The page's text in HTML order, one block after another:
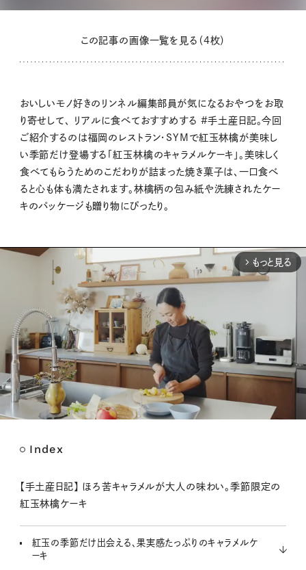
この記事の画像一覧を見る（4枚）
おいしいモノ好きのリンネル編集部員が気になるおやつをお取
り寄せして、 リアルに食べておすすめする #手土産日記。今回
ご紹介するのは福岡のレストラン・SYMで紅玉林檎が美味し
い季節だけ登場する「紅玉林檎のキャラメルケーキ」。美味しく
食べてもらうためのこだわりが詰まった焼き菓子は、一口食べ
ると心も体も満たされます。林檎柄の包み紙や洗練されたケー
キのパッケージも贈り物にぴったり。
arrow_forward_ios もっと見る
t
Index
【手土産日記】 ほろ苦キャラメルが大人の味わい。季節限定の
紅玉林檎ケーキ
紅玉の季節だけ出会える、果実感たっぷりのキャラメルケ
ーキ